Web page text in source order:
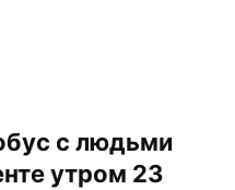
с людьми
утром 23